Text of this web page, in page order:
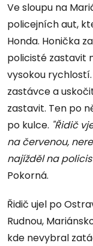
Ve sloupu na
policejních aut,
Honda. Honička
policisté zastavit
vysokou
zastávce a
zastavit. Ten po
po kulce. "Řidič
na červenou,
najížděl na
Pokorná.
Řidič ujel po
Rudnou,
kde nevybral